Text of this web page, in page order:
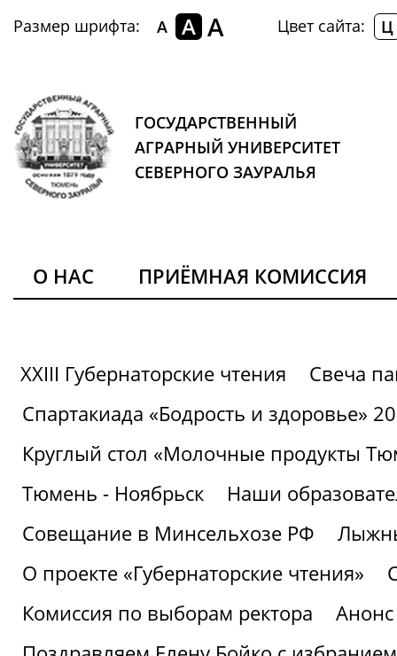
Размер шрифта: A A A Цвет сайта: Ц
ГОСУДАРСТВЕННЫЙ
АГРАРНЫЙ УНИВЕРСИТЕТ
СЕВЕРНОГО ЗАУРАЛЬЯ
О НАС ПРИЁМНАЯ КОМИССИЯ
XXIII Губернаторские чтения
Свеча
Спартакиада «Бодрость и здоровье»
Круглый стол «Молочные продукты
Тюмень - Ноябрьск
Наши
Совещание в Минсельхозе РФ
О проекте «Губернаторские чтения»
Комиссия по выборам ректора